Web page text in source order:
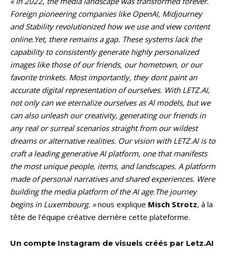
Foreign pioneering companies like OpenAI, Midjourney
and Stability revolutionized how we use and view content
online.Yet, there remains a gap. These systems lack the
capability to consistently generate highly personalized
images like those of our friends, our hometown, or our
favorite trinkets. Most importantly, they dont paint an
accurate digital representation of ourselves. With LETZ.AI,
not only can we eternalize ourselves as AI models, but we
can also unleash our creativity, generating our friends in
any real or surreal scenarios straight from our wildest
dreams or alternative realities. Our vision with LETZ.AI is to
craft a leading generative AI platform, one that manifests
the most unique people, items, and landscapes. A platform
made of personal narratives and shared experiences. Were
building the media platform of the AI age.The journey
begins in Luxembourg. »nous explique Misch Strotz, à la
tête de l’équipe créative derrière cette plateforme.
Un compte Instagram de visuels créés par Letz.AI